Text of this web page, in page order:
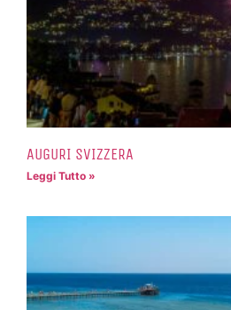
AUGURI SVIZZERA
Leggi Tutto »